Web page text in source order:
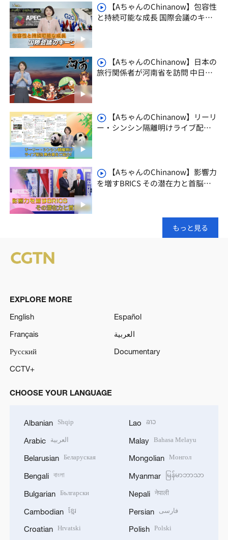
【AちゃんのChinanow】包容性
と持続可能な成長 国際会議のキー
【AちゃんのChinanow】日本の
旅行関係者が河南省を訪問 中日観
【AちゃんのChinanow】リーリ
ー・シンシン隔離明けライブ配信
【AちゃんのChinanow】影響力
を増すBRICS その潜在力と首脳会
もっと見る
EXPLORE MORE
English
Español
Français
العربية
Русский
Documentary
CCTV+
CHOOSE YOUR LANGUAGE
Albanian Shqip
Arabic العربية
Belarusian Беларуская
Bengali বাংলা
Bulgarian Български
Cambodian ខ្មែរ
Croatian Hrvatski
Lao ລາວ
Malay Bahasa Melayu
Mongolian Монгол
Myanmar မြန်မာဘာသာ
Nepali नेपाली
Persian فارسی
Polish Polski